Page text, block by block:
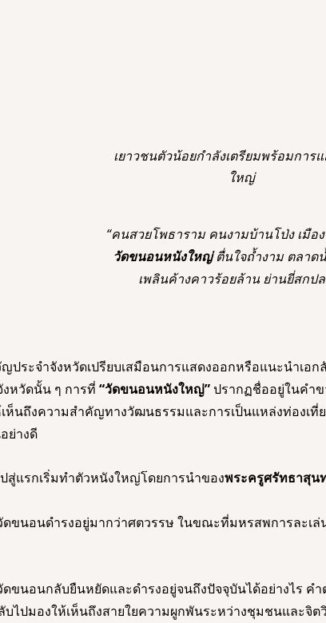
เยาวชนตัวน้อยกำลังเตรียมพร้อมการ
ใหญ่
“คนสวยโพธาราม คนงามบ้านโป่ง เมือ
วัดขนอนหนังใหญ่ ตื่นใจถ้ำงาม ตลาด
เพลินค้างคาวร้อยล้าน ย่านยี่สกปล
ประจำจังหวัดเปรียบเสมือนการแสดงออกหรือแนะนำเ
งหวัดนั้น ๆ การที่ “วัดขนอนหนังใหญ่” ปรากฏชื่ออยู่ในคำ
ห็นถึงความสำคัญทางวัฒนธรรมและการเป็นแหล่งท่องเ
ย่างดี
สู่แรกเริ่มทำตัวหนังใหญ่โดยการนำของพระครูศรัทธาสุน
ขนอนดำรงอยู่มากว่าศตวรรษ ในขณะที่มหรสพการละเ
ขนอนกลับยืนหยัดและดำรงอยู่จนถึงปัจจุบันได้อย่างไร ค
บไปมองให้เห็นถึงสายใยความผูกพันระหว่างชุมชนและ